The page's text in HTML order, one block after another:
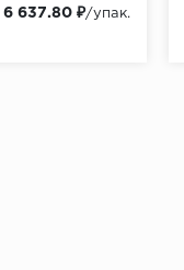
6 637.80 ₽/упак.